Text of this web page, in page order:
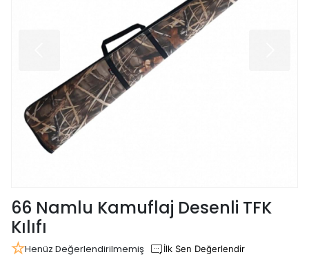
66 Namlu Kamuflaj Desenli TFK
Kılıfı
Henüz Değerlendirilmemiş İlk Sen Değerlendir